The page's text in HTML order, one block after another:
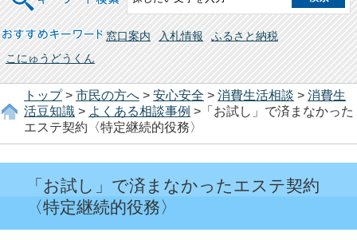
おすすめキーワード 窓口案内 入札情報
ふるさと納税
こにゅうどうくん
トップ> 市民の方へ > 安心安全 > 消費生活相談 > 消費生
活豆知識 > よくある相談事例 >「お試し」で済まなかった
エステ契約〈特定継続的役務〉
「お試し」で済まなかったエステ契約
〈特定継続的役務〉